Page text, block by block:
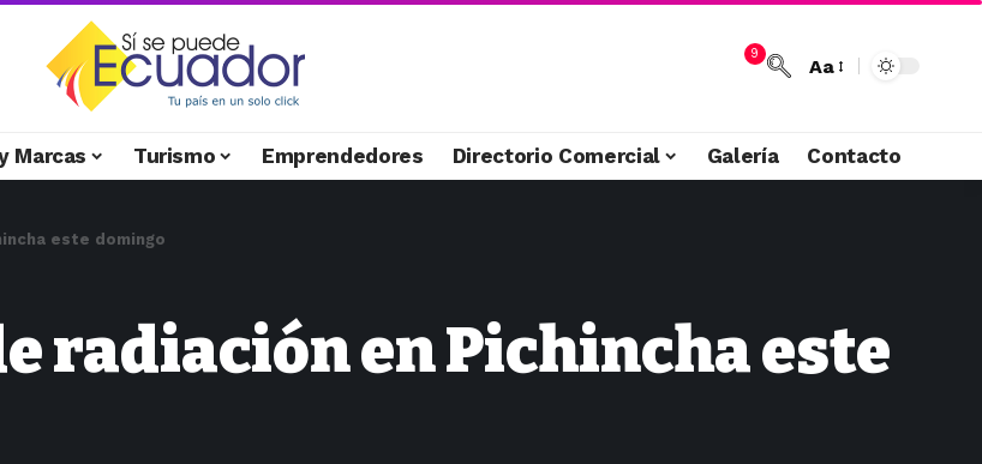
9
Aa
Marcas Turismo Emprendedores Directorio Comercial Galería Contacto
este domingo
radiación en Pichincha este